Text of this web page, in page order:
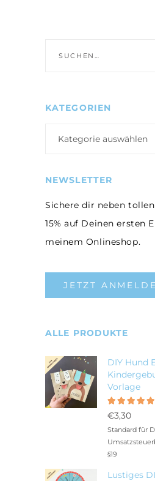
nach:
KATEGORIEN
Kategorie auswählen
NEWSLETTER
Sichere dir neben
15% auf Deinen ersten
meinem Onlineshop.
JETZT
ALLE PRODUKTE
DIY Hund
Vorlage
mit5.00
€3,30
Standard für
§19
Lustiges